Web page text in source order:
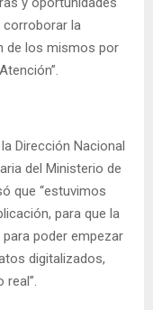
corroborar la
de los mismos por
Dirección Nacional
del Ministerio de
que “estuvimos
para que la
poder empezar
digitalizados,